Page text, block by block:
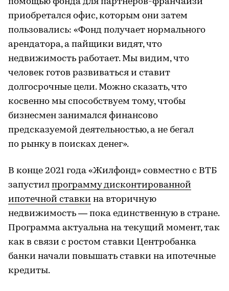
приобретался офис, которым они затем
пользовались: «Фонд получает нормального
арендатора, а пайщики видят, что
недвижимость работает. Мы видим, что
человек готов развиваться и ставит
долгосрочные цели. Можно сказать, что
косвенно мы способствуем тому, чтобы
бизнесмен занимался финансово
предсказуемой деятельностью, а не бегал
по рынку в поисках денег».
В конце 2021 года «Жилфонд» совместно с ВТБ
запустил программу дисконтированной
ипотечной ставки на вторичную
недвижимость — пока единственную в стране.
Программа актуальна на текущий момент, так
как в связи с ростом ставки Центробанка
банки начали повышать ставки на ипотечные
кредиты.